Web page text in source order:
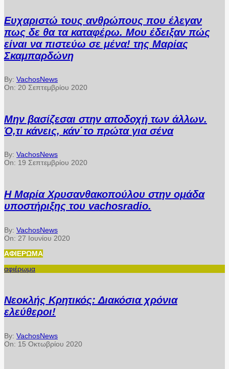
Ευχαριστώ τους ανθρώπους που έλεγαν
πως δε θα τα καταφέρω. Μου έδειξαν πώς
είναι να πιστεύω σε μένα! της Μαρίας
Σκαμπαρδώνη
By: VachosNews
On: 20 Σεπτεμβρίου 2020
Μην βασίζεσαι στην αποδοχή των άλλων.
Ό,τι κάνεις, κάν΄το πρώτα για σένα
By: VachosNews
On: 19 Σεπτεμβρίου 2020
Η Μαρία Χρυσανθακοπούλου στην ομάδα
υποστήριξης του vachosradio.
By: VachosNews
On: 27 Ιουνίου 2020
ΑΦΙΈΡΩΜΑ
αφιέρωμα
Νεοκλής Κρητικός: Διακόσια χρόνια
ελεύθεροι!
By: VachosNews
On: 15 Οκτωβρίου 2020